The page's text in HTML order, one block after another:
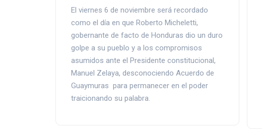
El viernes 6 de noviembre será recordado
como el día en que Roberto Micheletti,
gobernante de facto de Honduras dio un duro
golpe a su pueblo y a los compromisos
asumidos ante el Presidente constitucional,
Manuel Zelaya, desconociendo Acuerdo de
Guaymuras para permanecer en el poder
traicionando su palabra.